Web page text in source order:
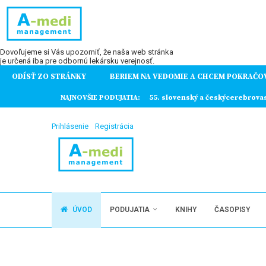
Dovoľujeme si Vás upozorniť, že naša web stránka
je určená iba pre odbornú lekársku verejnosť.
ODÍSŤ ZO STRÁNKY BERIEM NA VEDOMIE A CHCEM
NAJNOVŠIE PODUJATIA: 55. slovenský a
Prihlásenie Registrácia
ÚVOD PODUJATIA KNIHY ČASOPISY